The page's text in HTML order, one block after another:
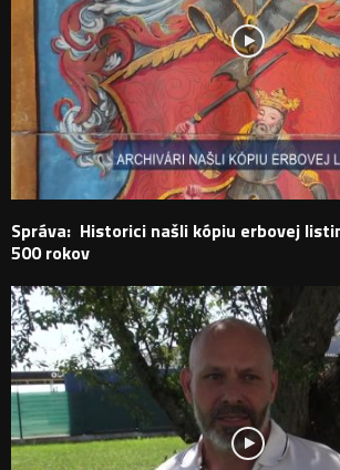
Správa: Historici našli kópiu erbovej
500 rokov